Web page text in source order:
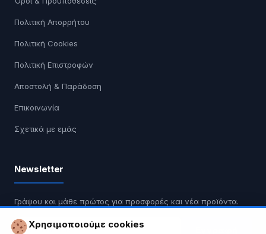
Πολιτική Απορρήτου
Πολιτική Cookies
Πολιτική Επιστροφών
Αποστολή & Παράδοση
Επικοινωνία
Σχετικά με εμάς
Newsletter
Γράψου και μάθε πρώτος για προσφορές και νέα προϊόντα.
Χρησιμοποιούμε cookies